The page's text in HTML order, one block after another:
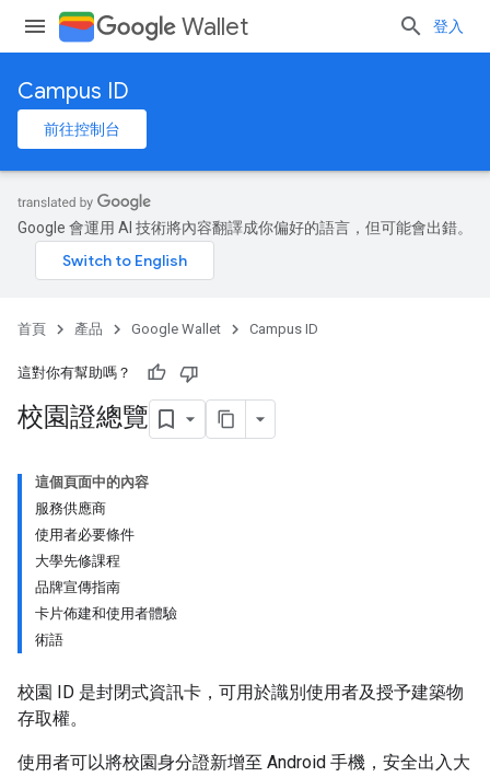
Wallet 登入
Campus ID
前往控制台
Google 會運用 AI 技術將內容翻譯成你偏好的語言，但可能會出錯。
首頁 產品 Google Wallet Campus ID
這對你有幫助嗎？
校園證總覽
這個頁面中的內容
服務供應商
使用者必要條件
大學先修課程
品牌宣傳指南
卡片佈建和使用者體驗
術語
校園 ID 是封閉式資訊卡，可用於識別使用者及授予建築物
存取權。
使用者可以將校園身分證新增至 Android 手機，安全出入大